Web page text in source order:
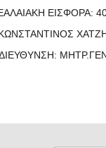
40%
ΚΩΝΣΤΑΝΤΙΝΟΣ